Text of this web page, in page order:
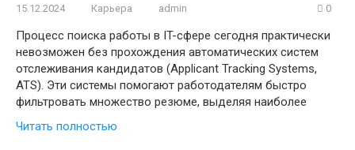
15.12.2024 Карьера admin 0
Процесс поиска работы в IT-сфере сегодня практически
невозможен без прохождения автоматических систем
отслеживания кандидатов (Applicant Tracking Systems,
ATS). Эти системы помогают работодателям быстро
фильтровать множество резюме, выделяя наиболее
Читать полностью